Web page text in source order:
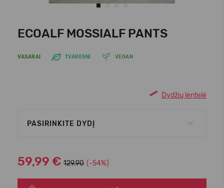
ECOALF MOSSIALF PANTS
VASARAI TVARESNI VEGAN
Dydžių lentelė
PASIRINKITE DYDĮ
59,99 € 129.90 (-54%)